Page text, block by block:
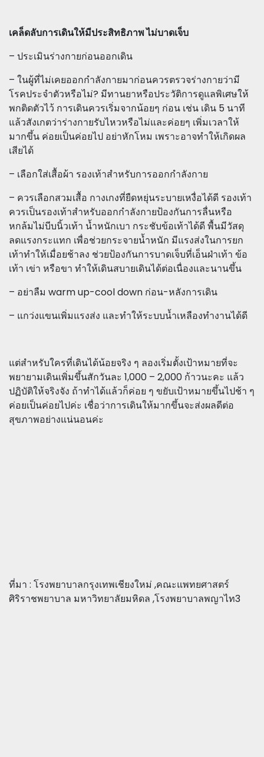
เคล็ดลับการเดินให้มีประสิทธิภาพ ไม่บาดเจ็บ
– ประเมินร่างกายก่อนออกเดิน
– ในผู้ที่ไม่เคยออกกำลังกายมาก่อนควรตรวจร่างกายว่ามี
โรคประจำตัวหรือไม่? มีทานยาหรือประวัติการดูแลพิเศษให้
พกติดตัวไว้ การเดินควรเริ่มจากน้อยๆ ก่อน เช่น เดิน 5 นาที
แล้วสังเกตว่าร่างกายรับไหวหรือไม่และค่อยๆ เพิ่มเวลาให้
มากขึ้น ค่อยเป็นค่อยไป อย่าหักโหม เพราะอาจทำให้เกิดผล
เสียได้
– เลือกใส่เสื้อผ้า รองเท้าสำหรับการออกกำลังกาย
– ควรเลือกสวมเสื้อ กางเกงที่ยืดหยุ่นระบายเหงื่อได้ดี รองเท้า
ควรเป็นรองเท้าสำหรับออกกำลังกายป้องกันการลื่นหรือ
หกล้มไม่บีบนิ้วเท้า น้ำหนักเบา กระชับข้อเท้าได้ดี พื้นมีวัสดุ
ลดแรงกระแทก เพื่อช่วยกระจายน้ำหนัก มีแรงส่งในการยก
เท้าทำให้เมื่อยช้าลง ช่วยป้องกันการบาดเจ็บที่เอ็นฝ่าเท้า ข้อ
เท้า เข่า หรือขา ทำให้เดินสบายเดินได้ต่อเนื่องและนานขึ้น
– อย่าลืม warm up-cool down ก่อน-หลังการเดิน
– แกว่งแขนเพิ่มแรงส่ง และทำให้ระบบน้ำเหลืองทำงานได้ดี
แต่สำหรับใครที่เดินได้น้อยจริง ๆ ลองเริ่มตั้งเป้าหมายที่จะ
พยายามเดินเพิ่มขึ้นสักวันละ 1,000 – 2,000 ก้าวนะคะ แล้ว
ปฏิบัติให้จริงจัง ถ้าทำได้แล้วก็ค่อย ๆ ขยับเป้าหมายขึ้นไปช้า ๆ
ค่อยเป็นค่อยไปค่ะ เชื่อว่าการเดินให้มากขึ้นจะส่งผลดีต่อ
สุขภาพอย่างแน่นอนค่ะ
ที่มา : โรงพยาบาลกรุงเทพเชียงใหม่ ,คณะแพทยศาสตร์
ศิริราชพยาบาล มหาวิทยาลัยมหิดล ,โรงพยาบาลพญาไท3